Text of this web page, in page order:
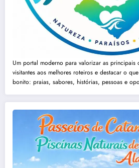
Um portal moderno para valorizar as principais
visitantes aos melhores roteiros e destacar o
bonito: praias, sabores, histórias, pessoas e